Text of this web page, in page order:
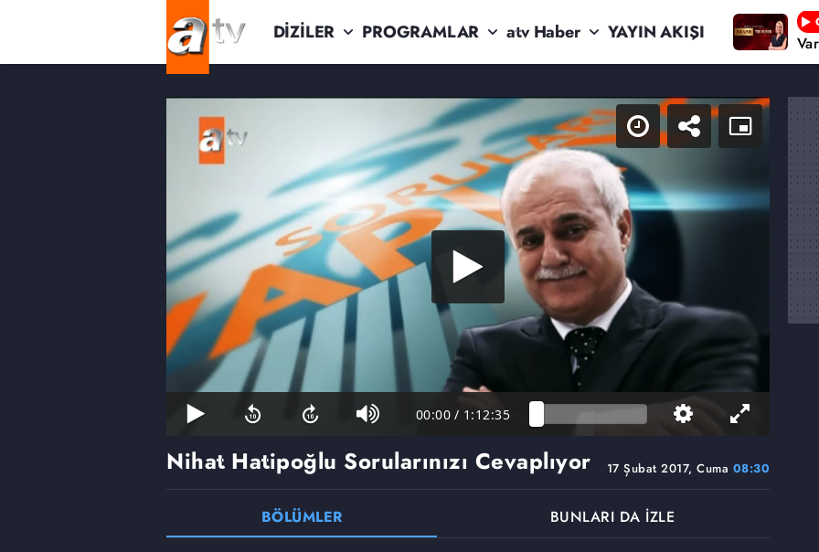
DİZİLER PROGRAMLAR atv Haber YAYIN AKIŞI
00:00 / 1:12:35
17 Şubat 2017, Cuma 08:30
Nihat Hatipoğlu Sorularınızı Cevaplıyor
BÖLÜMLER BUNLARI DA İZLE